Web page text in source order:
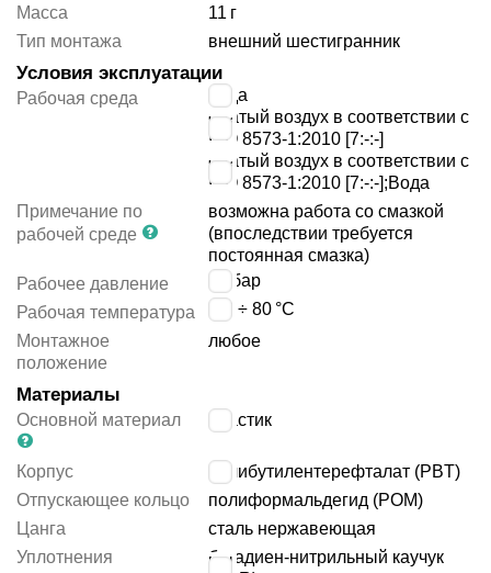
Масса 11 г
Тип монтажа
внешний шестигранник
Условия эксплуатации
Рабочая среда
вода
сжатый воздух в соответствии с
ISO 8573-1:2010 [7:-:-]
сжатый воздух в соответствии с
ISO 8573-1:2010 [7:-:-];Вода
Примечание по
рабочей среде
возможна работа со смазкой
(впоследствии требуется
постоянная смазка)
Рабочее давление
бар
Рабочая температура
-10 ÷ 80 °C
Монтажное
положение
любое
Материалы
Основной материал пластик
Корпус
полибутилентерефталат (PBT)
Отпускающее кольцо
полиформальдегид (POM)
Цанга
сталь нержавеющая
Уплотнения
бутадиен-нитрильный каучук